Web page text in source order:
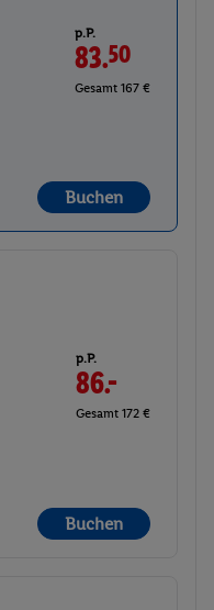
p.P.
83.50
Gesamt 167 €
Buchen
p.P.
86.-
Gesamt 172 €
Buchen